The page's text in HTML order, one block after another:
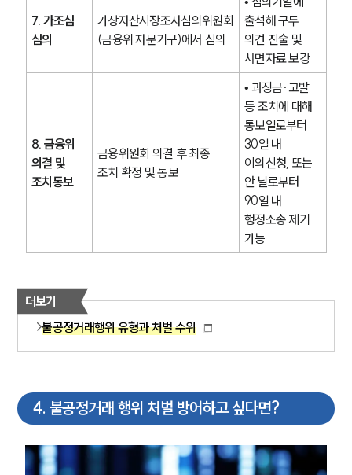
그룹소개
고객의 소리
통합검색
AI대륜
주요 업무사례
법률지식인
고객후기
공정거래그룹 업무
전체
7. 가조심
심의
가상자산시장조사심의위원회
(금융위 자문기구)에서 심의
출석해 구두
의견 진술 및
서면자료 보강
8. 금융위
의결 및
조치통보
금융위원회 의결 후 최종
조치 확정 및 통보
• 과징금·고발
등 조치에 대해
통보일로부터
30일 내
이의신청, 또는
안 날로부터
90일 내
행정소송 제기
가능
더보기
불공정거래행위 유형과 처벌 수위
4. 불공정거래 행위 처벌 방어하고 싶다면?